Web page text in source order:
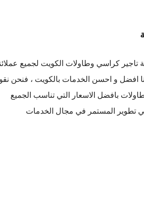
تاجير كراسي وطاولات الكويت لجميع
افضل و احسن الخدمات بالكويت ، فنحن
بافضل الاسعار التي تناسب الجميع
تطوير المستمر في مجال الخدمات